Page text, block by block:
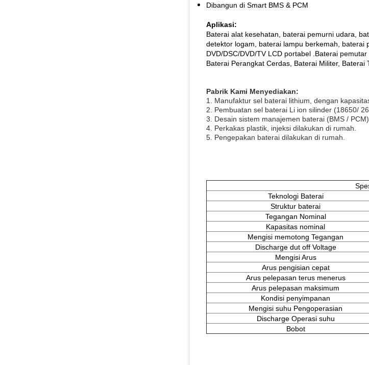
Dibangun di Smart BMS & PCM
Aplikasi:
Baterai alat kesehatan, baterai pemurni udara,
detektor logam, baterai lampu berkemah,
DVD/DSC/DVD/TV LCD portabel .Baterai
Baterai Perangkat Cerdas, Baterai Militer, Baterai
Pabrik Kami Menyediakan:
1. Manufaktur sel baterai lithium, dengan
2. Pembuatan sel baterai Li ion silinder (18650/
3. Desain sistem manajemen baterai (BMS /
4. Perkakas plastik, injeksi dilakukan di rumah.
5. Pengepakan baterai dilakukan di rumah.
Teknologi Baterai
Struktur baterai
Tegangan Nominal
Kapasitas nominal
Mengisi memotong Tegangan
Discharge dut off Voltage
Mengisi Arus
Arus pengisian cepat
Arus pelepasan terus menerus
Arus pelepasan maksimum
Kondisi penyimpanan
Mengisi suhu Pengoperasian
Discharge Operasi suhu
Bobot